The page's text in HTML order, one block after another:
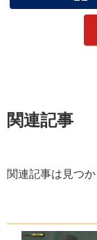
関連記事
関連記事は見つか